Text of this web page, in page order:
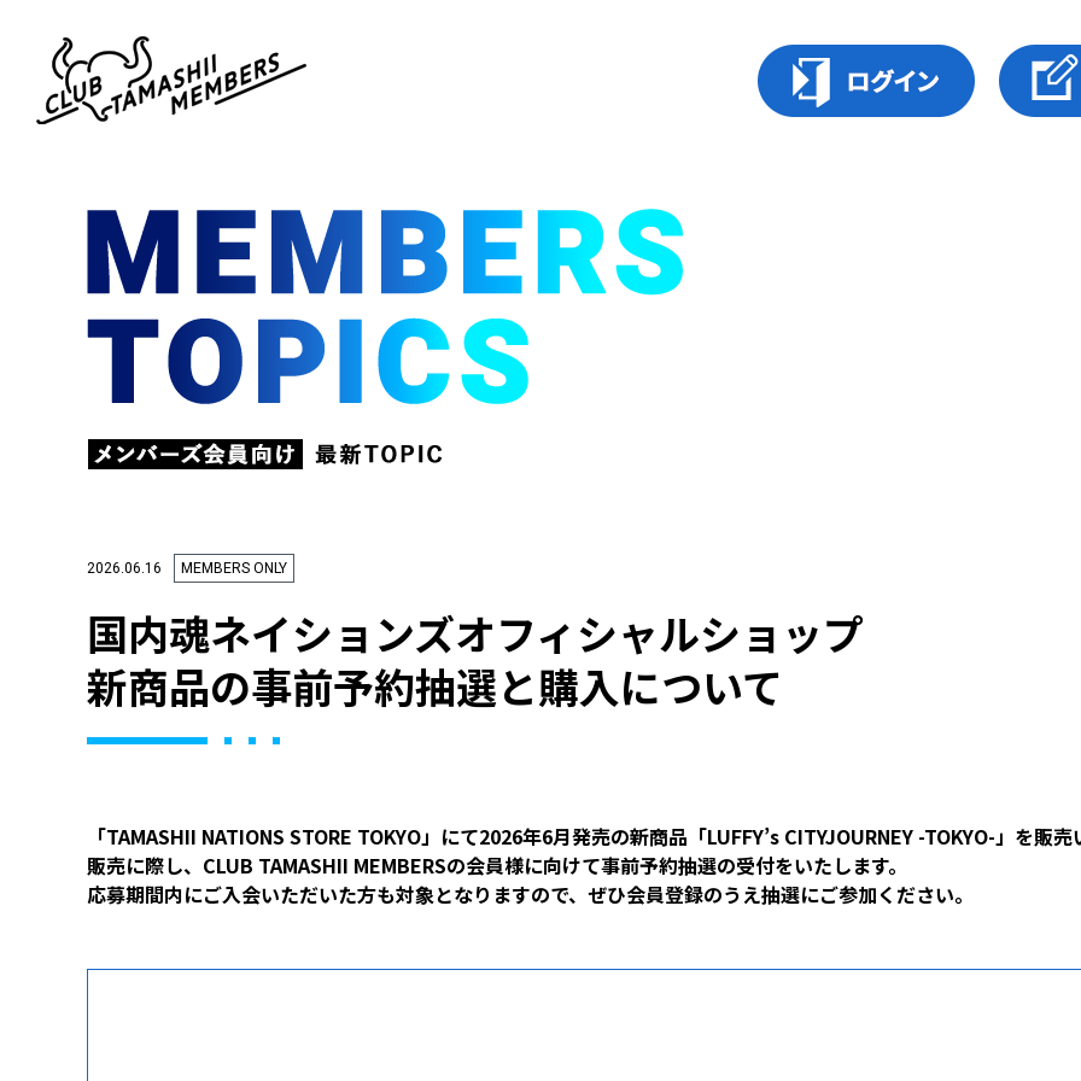
2026.06.16 MEMBERS ONLY
国内魂ネイションズオフィシャルショップ
新商品の事前予約抽選と購入について
「TAMASHII NATIONS STORE TOKYO」にて2026年6月発売の新商品「LUFFY’s CITYJOURNEY -TOKYO-」を販売
販売に際し、CLUB TAMASHII MEMBERSの会員様に向けて事前予約抽選の受付をいたします。
応募期間内にご入会いただいた方も対象となりますので、ぜひ会員登録のうえ抽選にご参加ください。